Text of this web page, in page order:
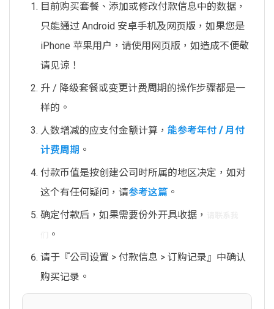
目前购买套餐、添加或修改付款信息中的数据，
只能通过 Android 安卓手机及网页版，如果您是
iPhone 苹果用户，请使用网页版，如造成不便敬
请见谅！
升 / 降级套餐或变更计费周期的操作步骤都是一
样的。
人数增减的应支付金额计算， 能参考年付 / 月付
计费周期 。
付款币值是按创建公司时所属的地区决定，如对
这个有任何疑问，请参考这篇 。
确定付款后，如果需要份外开具收据，
。
请于『公司设置 > 付款信息 > 订购记录』中确认
购买记录。